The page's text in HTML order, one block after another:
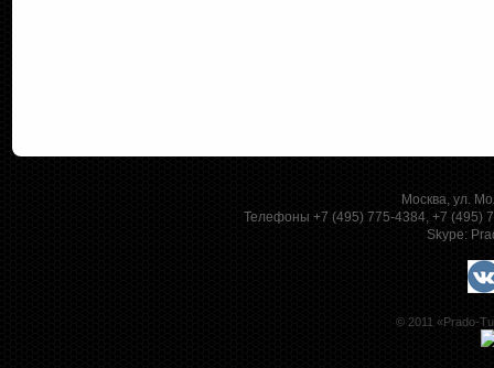
Москва, ул.
Телефоны +7 (495) 775-4384, +7 (495)
Skype:
© 2011 «Prado-